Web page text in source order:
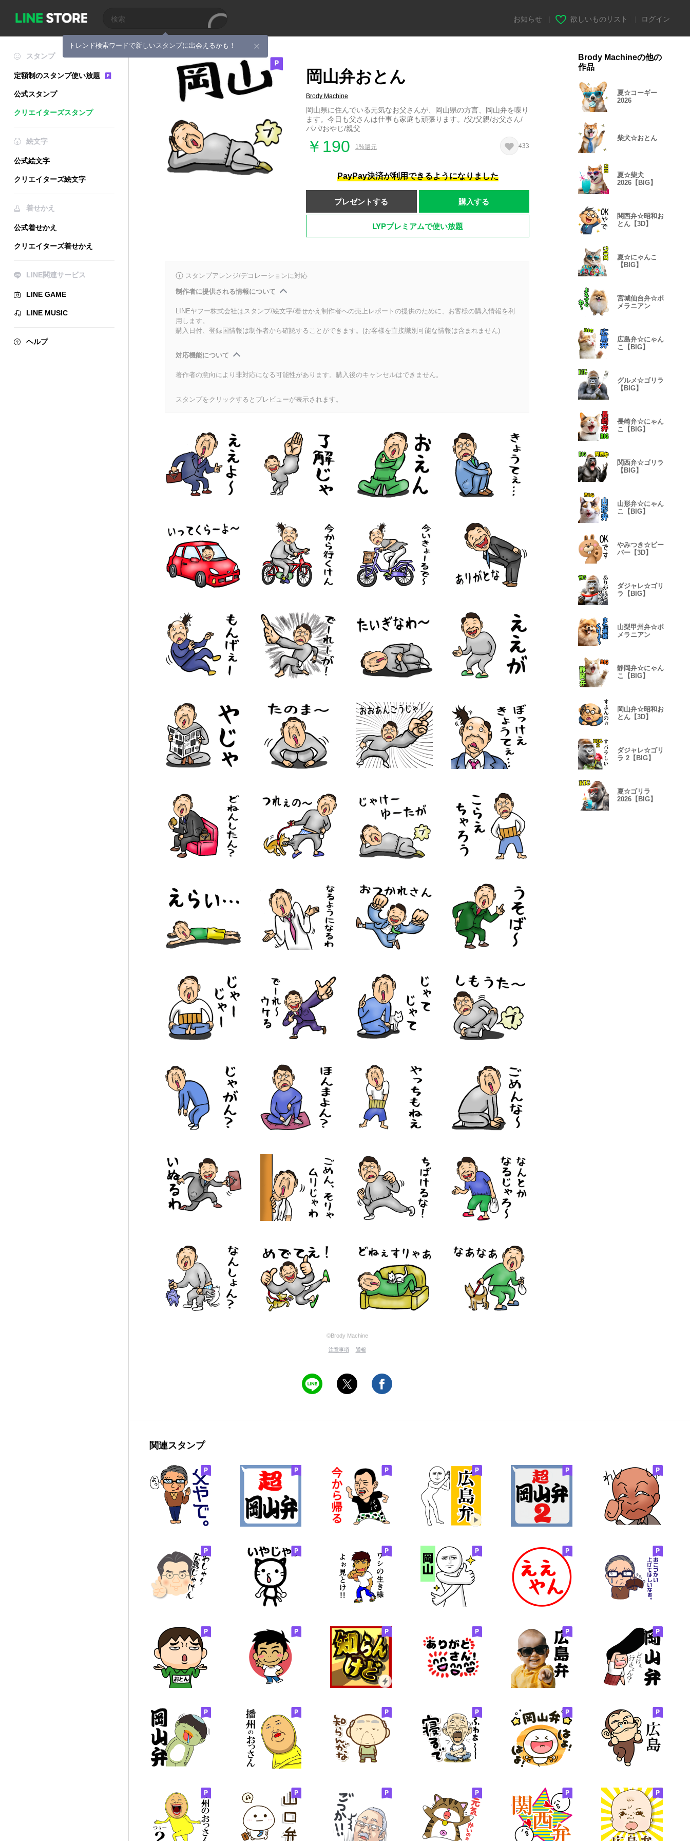
トレンド検索ワードで新しいスタンプに出会えるかも！
お知らせ 欲しいものリスト ログイン
スタンプ
定額制のスタンプ使い放題
公式スタンプ
クリエイターズスタンプ
絵文字
公式絵文字
クリエイターズ絵文字
着せかえ
公式着せかえ
クリエイターズ着せかえ
LINE関連サービス
LINE GAME
LINE MUSIC
ヘルプ
岡山弁おとん
Brody Machine
岡山県に住んでいる元気なお父さんが、岡山県の方言、岡山弁を喋り
ます。今日も父さんは仕事も家庭も頑張ります。/父/父親/お父さん/
パパ/おやじ/親父
￥190 1%還元 433
PayPay決済が利用できるようになりました
プレゼントする 購入する
LYPプレミアムで使い放題
スタンプアレンジ/デコレーションに対応
制作者に提供される情報について
LINEヤフー株式会社はスタンプ/絵文字/着せかえ制作者への売上レポートの提供のために、お客様の購入情報を利
用します。
購入日付、登録国情報は制作者から確認することができます。(お客様を直接識別可能な情報は含まれません)
対応機能について
著作者の意向により非対応になる可能性があります。購入後のキャンセルはできません。
スタンプをクリックするとプレビューが表示されます。
©Brody Machine
注意事項 通報
Brody Machineの他の
作品
夏☆コーギー
2026
柴犬☆おとん
夏☆柴犬
2026【BIG】
関西弁☆昭和お
とん【3D】
夏☆にゃんこ
【BIG】
宮城仙台弁☆ポ
メラニアン
広島弁☆にゃん
こ【BIG】
グルメ☆ゴリラ
【BIG】
長崎弁☆にゃん
こ【BIG】
関西弁☆ゴリラ
【BIG】
山形弁☆にゃん
こ【BIG】
やみつき☆ビー
バー【3D】
ダジャレ☆ゴリ
ラ【BIG】
山梨甲州弁☆ポ
メラニアン
静岡弁☆にゃん
こ【BIG】
岡山弁☆昭和お
とん【3D】
ダジャレ☆ゴリ
ラ 2【BIG】
夏☆ゴリラ
2026【BIG】
関連スタンプ